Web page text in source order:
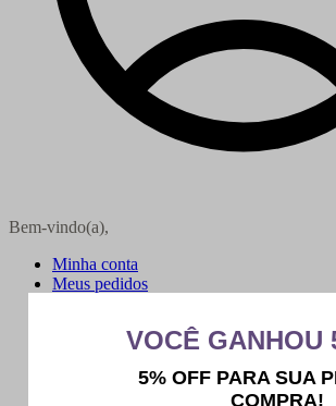
Bem-vindo(a),
Minha conta
Meus pedidos